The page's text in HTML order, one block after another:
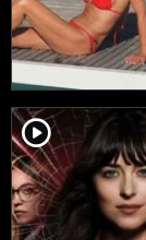
player2